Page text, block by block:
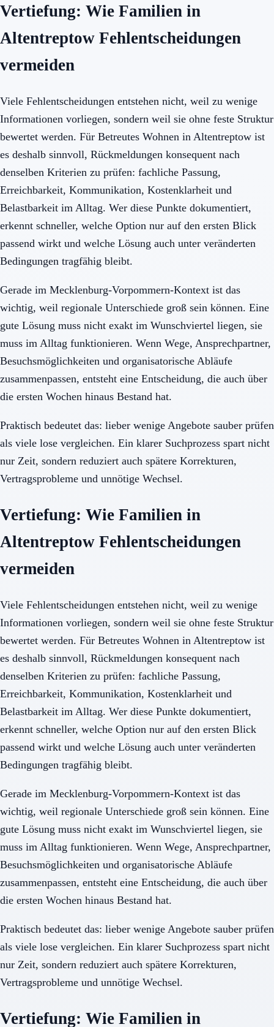
Vertiefung: Wie Familien in
Altentreptow Fehlentscheidungen
vermeiden
Viele Fehlentscheidungen entstehen nicht, weil zu wenige
Informationen vorliegen, sondern weil sie ohne feste Struktur
bewertet werden. Für Betreutes Wohnen in Altentreptow ist
es deshalb sinnvoll, Rückmeldungen konsequent nach
denselben Kriterien zu prüfen: fachliche Passung,
Erreichbarkeit, Kommunikation, Kostenklarheit und
Belastbarkeit im Alltag. Wer diese Punkte dokumentiert,
erkennt schneller, welche Option nur auf den ersten Blick
passend wirkt und welche Lösung auch unter veränderten
Bedingungen tragfähig bleibt.
Gerade im Mecklenburg-Vorpommern-Kontext ist das
wichtig, weil regionale Unterschiede groß sein können. Eine
gute Lösung muss nicht exakt im Wunschviertel liegen, sie
muss im Alltag funktionieren. Wenn Wege, Ansprechpartner,
Besuchsmöglichkeiten und organisatorische Abläufe
zusammenpassen, entsteht eine Entscheidung, die auch über
die ersten Wochen hinaus Bestand hat.
Praktisch bedeutet das: lieber wenige Angebote sauber prüfen
als viele lose vergleichen. Ein klarer Suchprozess spart nicht
nur Zeit, sondern reduziert auch spätere Korrekturen,
Vertragsprobleme und unnötige Wechsel.
Vertiefung: Wie Familien in
Altentreptow Fehlentscheidungen
vermeiden
Viele Fehlentscheidungen entstehen nicht, weil zu wenige
Informationen vorliegen, sondern weil sie ohne feste Struktur
bewertet werden. Für Betreutes Wohnen in Altentreptow ist
es deshalb sinnvoll, Rückmeldungen konsequent nach
denselben Kriterien zu prüfen: fachliche Passung,
Erreichbarkeit, Kommunikation, Kostenklarheit und
Belastbarkeit im Alltag. Wer diese Punkte dokumentiert,
erkennt schneller, welche Option nur auf den ersten Blick
passend wirkt und welche Lösung auch unter veränderten
Bedingungen tragfähig bleibt.
Gerade im Mecklenburg-Vorpommern-Kontext ist das
wichtig, weil regionale Unterschiede groß sein können. Eine
gute Lösung muss nicht exakt im Wunschviertel liegen, sie
muss im Alltag funktionieren. Wenn Wege, Ansprechpartner,
Besuchsmöglichkeiten und organisatorische Abläufe
zusammenpassen, entsteht eine Entscheidung, die auch über
die ersten Wochen hinaus Bestand hat.
Praktisch bedeutet das: lieber wenige Angebote sauber prüfen
als viele lose vergleichen. Ein klarer Suchprozess spart nicht
nur Zeit, sondern reduziert auch spätere Korrekturen,
Vertragsprobleme und unnötige Wechsel.
Vertiefung: Wie Familien in